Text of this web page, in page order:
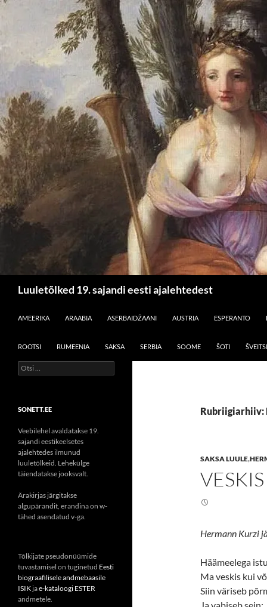
Luuletõlked 19. sajandi eesti ajalehtedest
AMEERIKA
ARAABIA ASERBAIDŽAANI AUSTRIA ESPERANTO
ROOTSI RUMEENIA SAKSA SERBIA SOOME ŠOTI ŠVEITSI
Rubriigiarhiiv:
SAKSA LUULE,
VESKIS
Hermann Kurzi
Häämeelega
Ma veskis kui
Siin väriseb
Otsi:
SONETT.EE
Veebilehel avaldatakse 19.
sajandi eestikeelsetes
ajalehtedes ilmunud
luuletõlkeid. Lehekülge
täiendatakse jooksvalt.
Ärakirjas järgitakse
algupärandit, erandina on w-
tähed asendatud v-ga.
Tõlkijate pseudonüümide
tuvastamisel on tuginetud Eesti
biograafilisele andmebaasile
ISIK jae-kataloogi ESTER
andmetele.